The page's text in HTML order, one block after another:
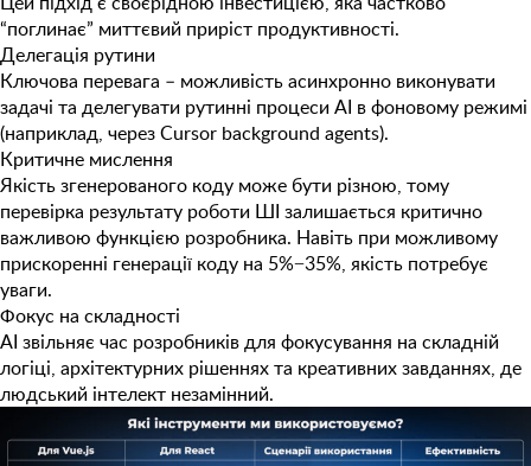
“поглинає” миттєвий приріст продуктивності.
Делегація рутини
Ключова перевага – можливістьасинхронно виконувати
задачі та делегувати рутинні процеси AI в фоновому режимі
(наприклад, черезCursor background agents).
Критичне мислення
Якість згенерованого коду може бути різною, тому
перевірка результату роботи ШІ залишається критично
важливою функцією розробника. Навіть при можливому
прискоренні генерації коду на 5%−35%, якість потребує
уваги.
Фокус на складності
AI звільняє час розробниківдля фокусування на складній
логіці, архітектурних рішеннях та креативних завданнях, де
людський інтелект незамінний.